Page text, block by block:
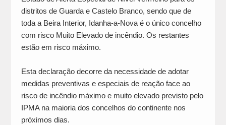
distritos de Guarda e Castelo Branco, sendo que de
toda a Beira Interior, Idanha-a-Nova é o único concelho
com risco Muito Elevado de incêndio. Os restantes
estão em risco máximo.
Esta declaração decorre da necessidade de adotar
medidas preventivas e especiais de reação face ao
risco de incêndio máximo e muito elevado previsto pelo
IPMA na maioria dos concelhos do continente nos
próximos dias.